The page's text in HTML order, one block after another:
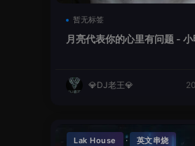
暂无标签
月亮代表你的心里有问题 -
💎DJ老王💎
Lak House · 英文串烧